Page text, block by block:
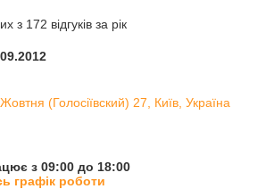
з 172 відгуків за рік
(Голосіївский) 27, Київ, Україна
з 09:00 до 18:00
графік роботи